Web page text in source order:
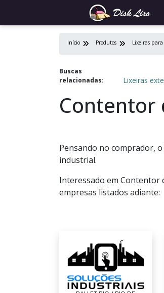
Início Produtos Lixeiras
Buscas
relacionadas:
Lixeiras
Contentor
Pensando no comprador,
industrial.
Interessado em Contentor
empresas listados adiante: